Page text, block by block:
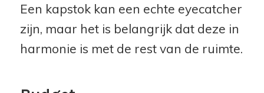
Een kapstok kan een echte eyecatcher
zijn, maar het is belangrijk dat deze in
harmonie is met de rest van de ruimte.